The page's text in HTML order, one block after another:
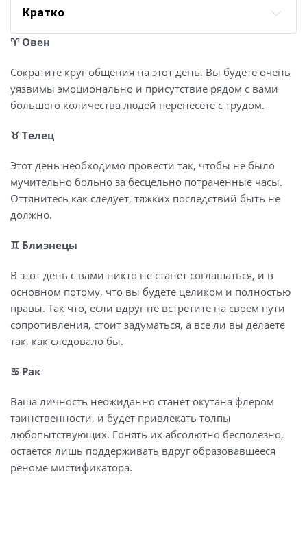
Кратко
♈️ Овен
Сократите круг общения на этот день. Вы будете очень
уязвимы эмоционально и присутствие рядом с вами
большого количества людей перенесете с трудом.
♉️ Телец
Этот день необходимо провести так, чтобы не было
мучительно больно за бесцельно потраченные часы.
Оттянитесь как следует, тяжких последствий быть не
должно.
♊️ Близнецы
В этот день с вами никто не станет соглашаться, и в
основном потому, что вы будете целиком и полностью
правы. Так что, если вдруг не встретите на своем пути
сопротивления, стоит задуматься, а все ли вы делаете
так, как следовало бы.
♋️ Рак
Ваша личность неожиданно станет окутана флёром
таинственности, и будет привлекать толпы
любопытствующих. Гонять их абсолютно бесполезно,
остается лишь поддерживать вдруг образовавшееся
реноме мистификатора.